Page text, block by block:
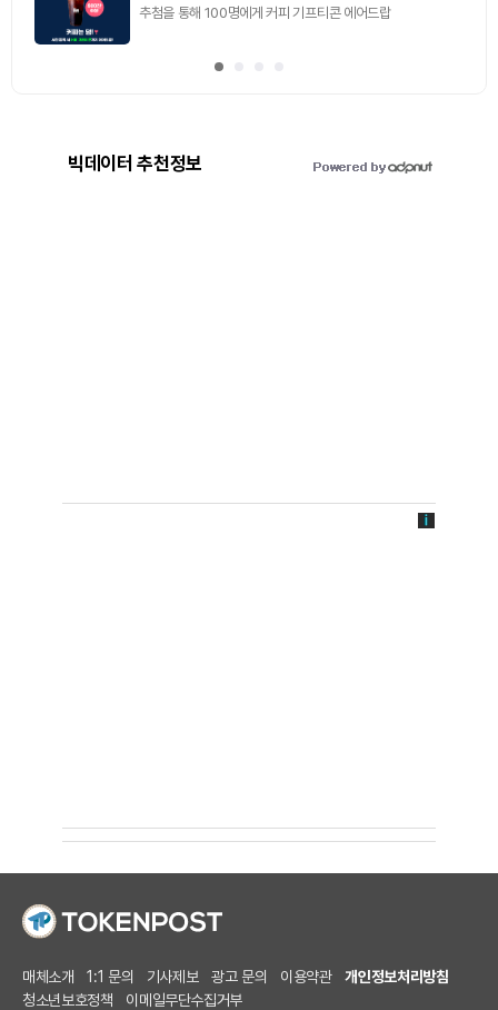
추첨을 통해 100명에게 커피 기프티콘 에어드랍
빅데이터 추천정보
매체소개 1:1 문의 기사제보 광고 문의 이용약관
개인정보처리방침
청소년보호정책
이메일무단수집거부